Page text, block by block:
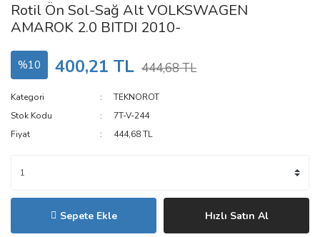
Rotil Ön Sol-Sağ Alt VOLKSWAGEN
AMAROK 2.0 BITDI 2010-
%10 400,21 TL 444,68 TL
Kategori
TEKNOROT
Stok Kodu
7T-V-244
Fiyat
444,68 TL
Sepete Ekle Hızlı Satın Al